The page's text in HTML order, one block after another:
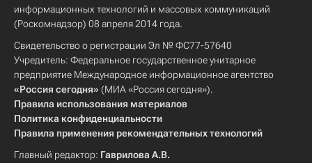
информационных технологий и массовых коммуникаций
(Роскомнадзор) 08 апреля 2014 года.
Свидетельство о регистрации Эл № ФС77-57640
Учредитель: Федеральное государственное унитарное
предприятие Международное информационное агентство
«Россия сегодня» (МИА «Россия сегодня»).
Правила использования материалов
Политика конфиденциальности
Правила применения рекомендательных технологий
Главный редактор: Гаврилова А.В.